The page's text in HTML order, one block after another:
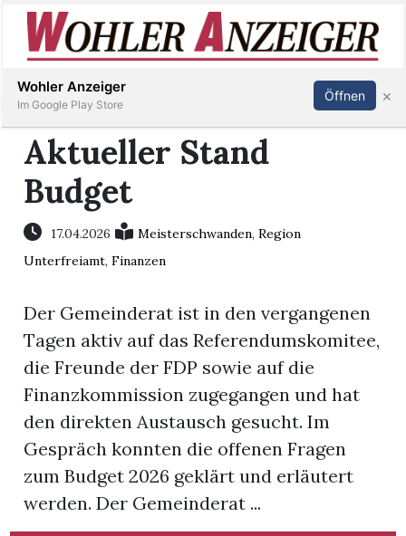
Immobilien
Veranstaltungen
E-
Paper
Newsletter
App
Inserieren Abonnieren Anmelden
Aktueller Stand
Budget
17.04.2026 Meisterschwanden,Region
Unterfreiamt,Finanzen
Der Gemeinderat ist in den vergangenen
Tagen aktiv auf das Referendumskomitee,
die Freunde der FDP sowie auf die
Finanzkommission zugegangen und hat
den direkten Austausch gesucht. Im
Gespräch konnten die offenen Fragen
zum Budget 2026 geklärt und erläutert
werden. Der Gemeinderat ...
Wohler Anzeiger
Im Google Play Store
Öffnen ×